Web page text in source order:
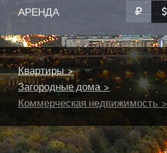
АРЕНДА
Квартиры >
Загородные дома >
Коммерческая недвижимость >